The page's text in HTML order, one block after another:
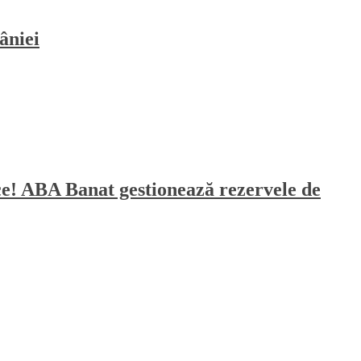
ABA Banat gestionează rezervele de